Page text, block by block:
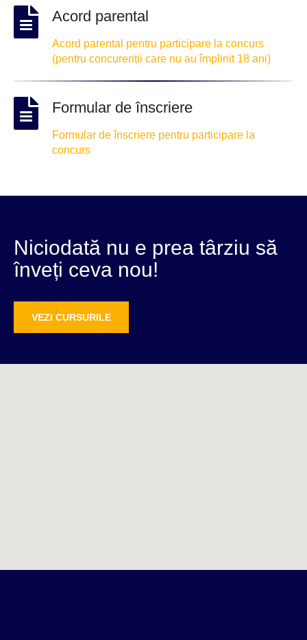
Acord parental
Acord parental pentru participare la concurs
(pentru concurenții care nu au împlinit 18 ani)
Formular de înscriere
Formular de înscriere pentru participare la
concurs
Niciodată nu e prea târziu să
înveți ceva nou!
VEZI CURSURILE